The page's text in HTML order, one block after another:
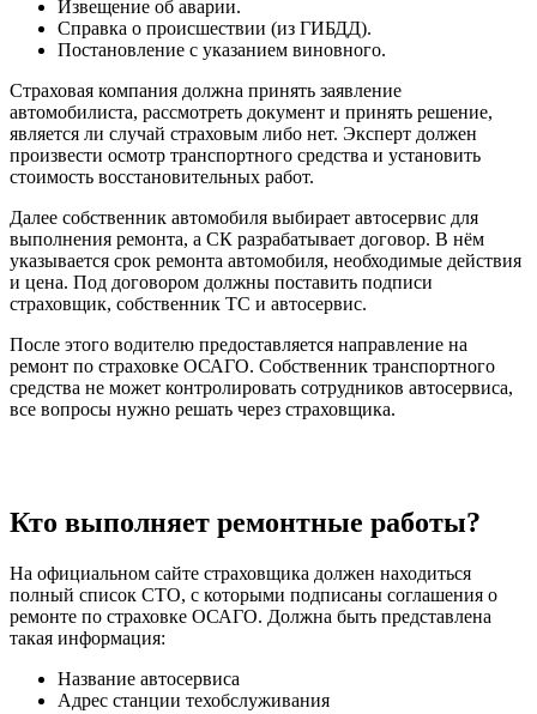
Извещение об аварии.
Справка о происшествии (из ГИБДД).
Постановление с указанием виновного.
Страховая компания должна принять заявление
автомобилиста, рассмотреть документ и принять решение,
является ли случай страховым либо нет. Эксперт должен
произвести осмотр транспортного средства и установить
стоимость восстановительных работ.
Далее собственник автомобиля выбирает автосервис для
выполнения ремонта, а СК разрабатывает договор. В нём
указывается срок ремонта автомобиля, необходимые действия
и цена. Под договором должны поставить подписи
страховщик, собственник ТС и автосервис.
После этого водителю предоставляется направление на
ремонт по страховке ОСАГО. Собственник транспортного
средства не может контролировать сотрудников автосервиса,
все вопросы нужно решать через страховщика.
Кто выполняет ремонтные работы?
На официальном сайте страховщика должен находиться
полный список СТО, с которыми подписаны соглашения о
ремонте по страховке ОСАГО. Должна быть представлена
такая информация:
Название автосервиса
Адрес станции техобслуживания